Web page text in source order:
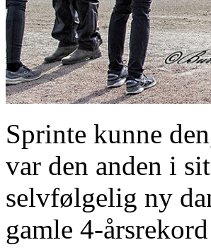
Sprinte kunne
var den anden i
selvfølgelig ny
gamle 4-